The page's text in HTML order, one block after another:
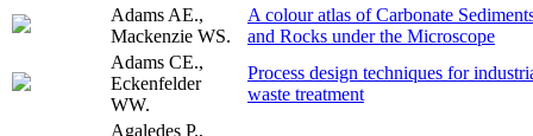
Adams AE.,
Mackenzie WS.
A colour atlas of Carbonate
and Rocks under the Microscope
Adams CE.,
Eckenfelder
WW.
Process design techniques for
waste treatment
Agaledes P.,